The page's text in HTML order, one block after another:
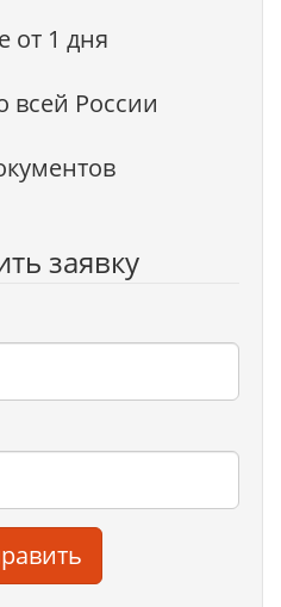
от 1 дня
всей России
заявку